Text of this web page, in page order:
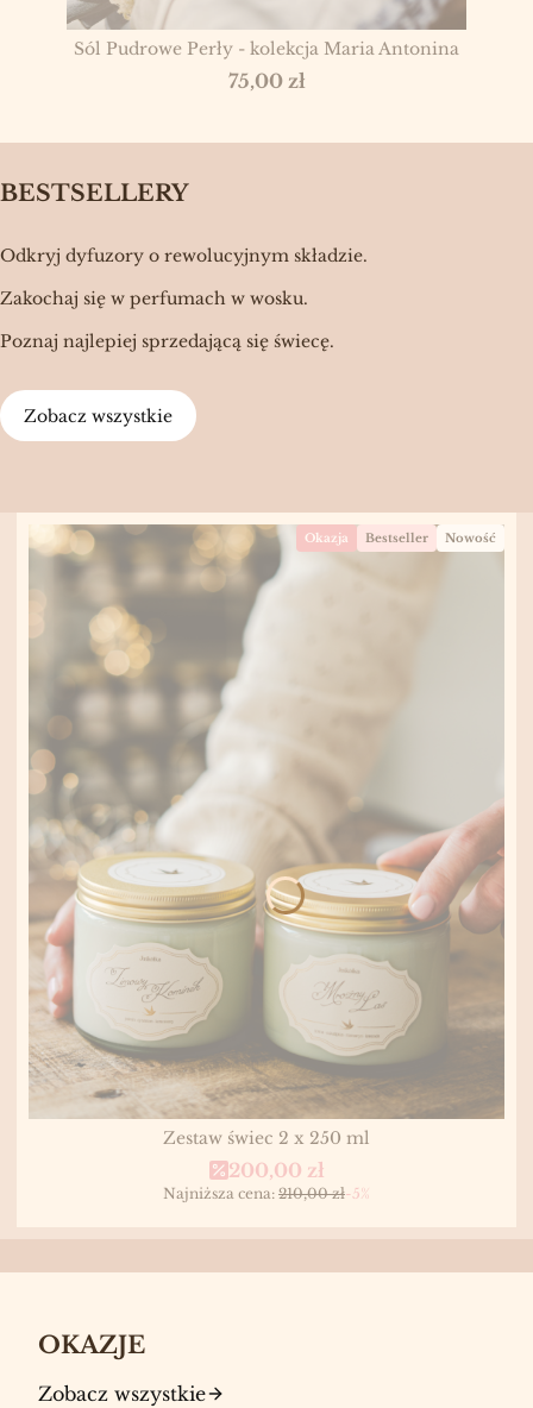
Sól Pudrowe Perły - kolekcja Maria Antonina
Cena
75,00 zł
BESTSELLERY
Odkryj dyfuzory o rewolucyjnym składzie.
Zakochaj się w perfumach w wosku.
Poznaj najlepiej sprzedającą się świecę.
Zobacz wszystkie
Okazja Bestseller Nowość
Zestaw świec 2 x 250 ml
Cena promocyjna
200,00 zł
Najniższa cena: 210,00 zł-5%
OKAZJE
Zobacz wszystkie